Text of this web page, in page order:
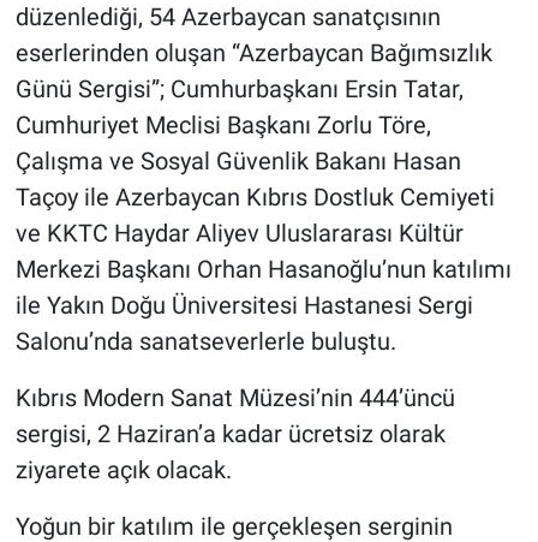
düzenlediği, 54 Azerbaycan sanatçısının
eserlerinden oluşan “Azerbaycan Bağımsızlık
Günü Sergisi”; Cumhurbaşkanı Ersin Tatar,
Cumhuriyet Meclisi Başkanı Zorlu Töre,
Çalışma ve Sosyal Güvenlik Bakanı Hasan
Taçoy ile Azerbaycan Kıbrıs Dostluk Cemiyeti
ve KKTC Haydar Aliyev Uluslararası Kültür
Merkezi Başkanı Orhan Hasanoğlu’nun katılımı
ile Yakın Doğu Üniversitesi Hastanesi Sergi
Salonu’nda sanatseverlerle buluştu.
Kıbrıs Modern Sanat Müzesi’nin 444’üncü
sergisi, 2 Haziran’a kadar ücretsiz olarak
ziyarete açık olacak.
Yoğun bir katılım ile gerçekleşen serginin